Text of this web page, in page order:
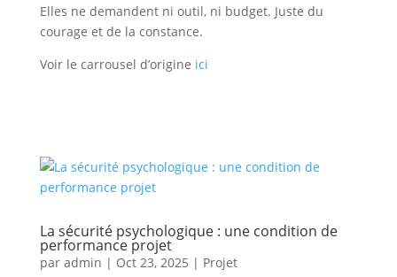
Elles ne demandent ni outil, ni budget. Juste du
courage et de la constance.
Voir le carrousel d’origine ici
La sécurité psychologique : une condition de
performance projet
par admin | Oct 23, 2025 | Projet